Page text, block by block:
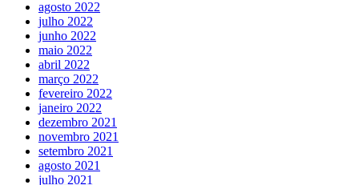
agosto 2022
julho 2022
junho 2022
maio 2022
abril 2022
março 2022
fevereiro 2022
janeiro 2022
dezembro 2021
novembro 2021
setembro 2021
agosto 2021
julho 2021